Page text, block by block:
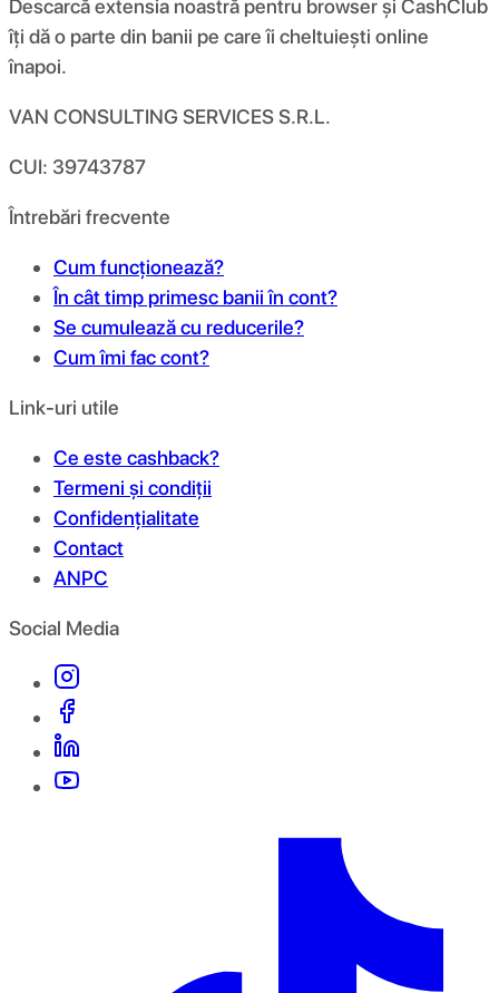
Descarcă extensia noastră pentru browser și CashClub
îți dă o parte din banii pe care îi cheltuiești online
înapoi.
VAN CONSULTING SERVICES S.R.L.
CUI: 39743787
Întrebări frecvente
Cum funcționează?
În cât timp primesc banii în cont?
Se cumulează cu reducerile?
Cum îmi fac cont?
Link-uri utile
Ce este cashback?
Termeni și condiții
Confidențialitate
Contact
ANPC
Social Media